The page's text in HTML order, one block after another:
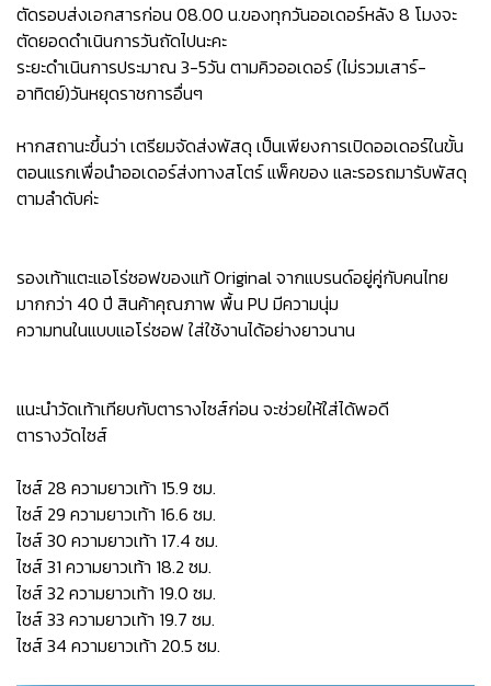
ตัดรอบส่งเอกสารก่อน 08.00 น.ของทุกวันออเดอร์หลัง 8 โมงจะ
ตัดยอดดำเนินการวันถัดไปนะคะ
ระยะดำเนินการประมาณ 3-5วัน ตามคิวออเดอร์ (ไม่รวมเสาร์-
อาทิตย์)วันหยุดราชการอื่นๆ
หากสถานะขึ้นว่า เตรียมจัดส่งพัสดุ เป็นเพียงการเปิดออเดอร์ในขั้น
ตอนแรกเพื่อนำออเดอร์ส่งทางสโตร์ แพ็คของ และรอรถมารับพัสดุ
ตามลำดับค่ะ
รองเท้าแตะแอโร่ซอฟของแท้ Original จากแบรนด์อยู่คู่กับคนไทย
มากกว่า 40 ปี สินค้าคุณภาพ พื้น PU มีความนุ่ม
ความทนในแบบแอโร่ซอฟ ใส่ใช้งานได้อย่างยาวนาน
แนะนำวัดเท้าเทียบกับตารางไซส์ก่อน จะช่วยให้ใส่ได้พอดี
ตารางวัดไซส์
ไซส์ 28 ความยาวเท้า 15.9 ซม.
ไซส์ 29 ความยาวเท้า 16.6 ซม.
ไซส์ 30 ความยาวเท้า 17.4 ซม.
ไซส์ 31 ความยาวเท้า 18.2 ซม.
ไซส์ 32 ความยาวเท้า 19.0 ซม.
ไซส์ 33 ความยาวเท้า 19.7 ซม.
ไซส์ 34 ความยาวเท้า 20.5 ซม.